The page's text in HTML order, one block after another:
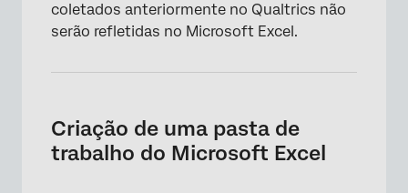
coletados anteriormente no Qualtrics não
serão refletidas no Microsoft Excel.
Criação de uma pasta de
trabalho do Microsoft Excel